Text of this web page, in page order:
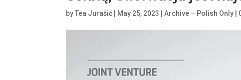
byTea Jurašić May 25, 2023 Archive – Polish Only